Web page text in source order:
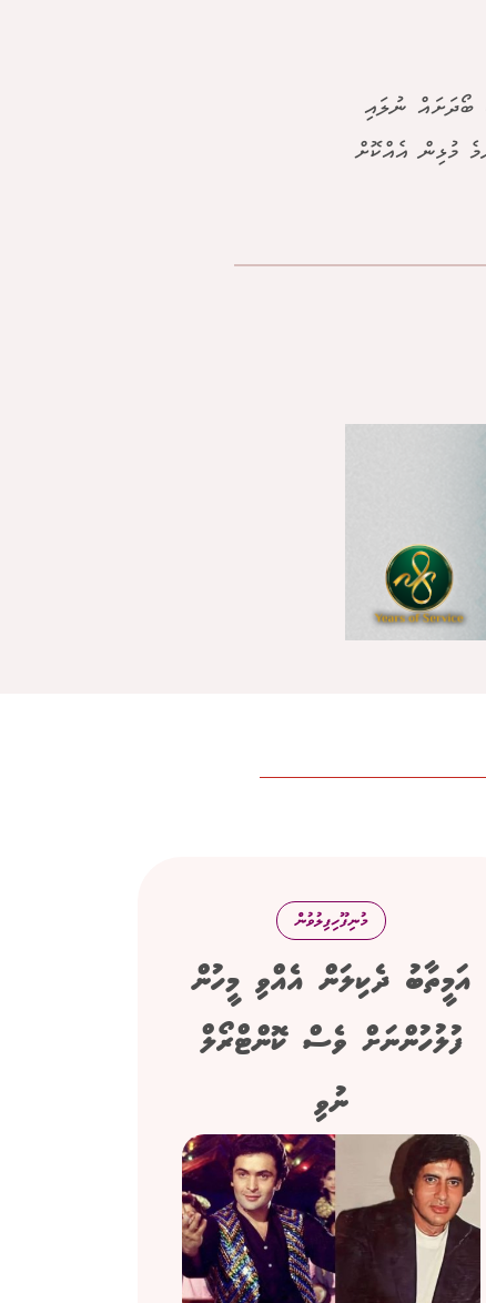
ބޯދަށައް ނުލައި
މުޅިން އެއްކޮށް
މުނިފޫހިފިލުވުން
އަމީތާބު ދެކިލަން އެއްވި މީހުން
ފުލުހުންނަށް ވެސް ކޮންޓްރޯލް
ނުވި